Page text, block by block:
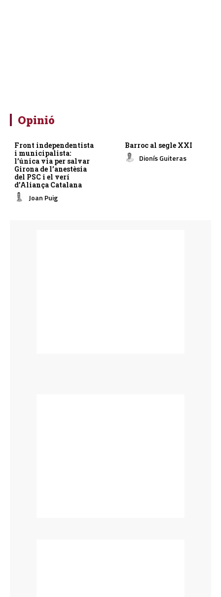
Opinió
Front independentista
i municipalista:
l’única via per salvar
Girona de l’anestèsia
del PSC i el verí
d’Aliança Catalana
Joan Puig
Barroc al segle XXI
Dionís Guiteras